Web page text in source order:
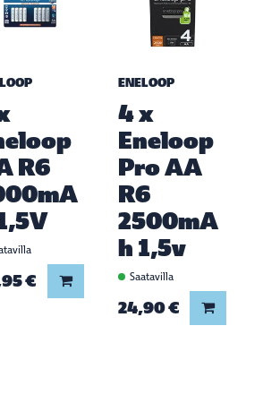
R6
€ Lisää koriin
ENELOOP
4 x
Eneloop
Pro AA
R6
2500mA
h 1,5v
Saatavilla
24,90 € Lisää